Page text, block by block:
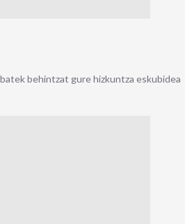
behintzat gure hizkuntza eskubidea